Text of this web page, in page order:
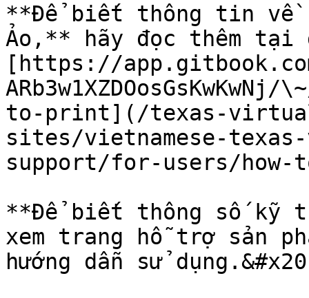
**Để biết thông tin về
Ảo,** hãy đọc thêm tại
[https://
to-print](/texas-
sites/vietnamese-
support/for-users/
**Để biết thông số kỹ
xem trang hỗ trợ sản
hướng dẫn sử